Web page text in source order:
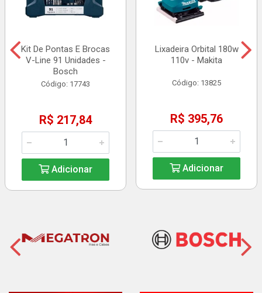
Kit De Pontas E Brocas
V-Line 91 Unidades -
Bosch
Código: 17743
R$ 217,84
Adicionar
Lixadeira Orbital 180w
110v - Makita
Código: 13825
R$ 395,76
Adicionar